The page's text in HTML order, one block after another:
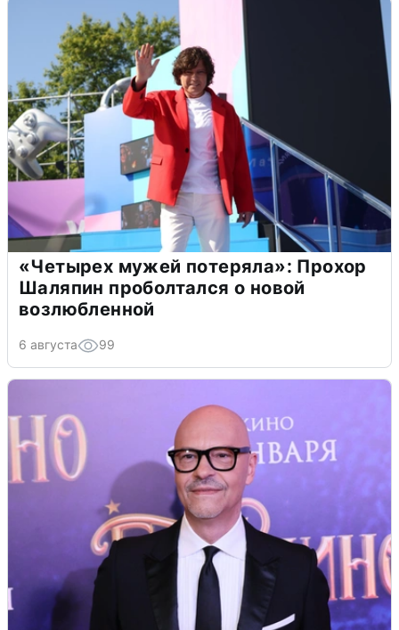
«Четырех мужей потеряла»: Прохор
Шаляпин проболтался о новой
возлюбленной
6 августа 99